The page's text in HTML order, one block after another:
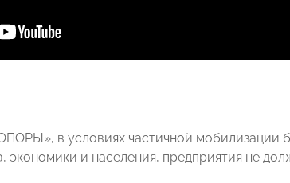
в условиях частичной мобилизации
экономики и населения, предприятия не